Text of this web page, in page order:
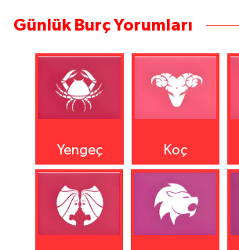
Günlük Burç Yorumları
Yengeç Koç